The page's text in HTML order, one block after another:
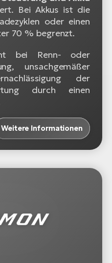
Bei Akkus ist die
oder einen
70 % begrenzt.
bei Renn- oder
unsachgemäßer
der
durch einen
Weitere Informationen